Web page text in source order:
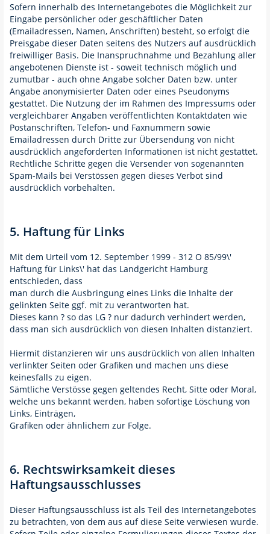
Sofern innerhalb des Internetangebotes die Möglichkeit zur
Eingabe persönlicher oder geschäftlicher Daten
(Emailadressen, Namen, Anschriften) besteht, so erfolgt die
Preisgabe dieser Daten seitens des Nutzers auf ausdrücklich
freiwilliger Basis. Die Inanspruchnahme und Bezahlung aller
angebotenen Dienste ist - soweit technisch möglich und
zumutbar - auch ohne Angabe solcher Daten bzw. unter
Angabe anonymisierter Daten oder eines Pseudonyms
gestattet. Die Nutzung der im Rahmen des Impressums oder
vergleichbarer Angaben veröffentlichten Kontaktdaten wie
Postanschriften, Telefon- und Faxnummern sowie
Emailadressen durch Dritte zur Übersendung von nicht
ausdrücklich angeforderten Informationen ist nicht gestattet.
Rechtliche Schritte gegen die Versender von sogenannten
Spam-Mails bei Verstössen gegen dieses Verbot sind
ausdrücklich vorbehalten.
5. Haftung für Links
Mit dem Urteil vom 12. September 1999 - 312 O 85/99\'
Haftung für Links\' hat das Landgericht Hamburg
entschieden, dass
man durch die Ausbringung eines Links die Inhalte der
gelinkten Seite ggf. mit zu verantworten hat.
Dieses kann ? so das LG ? nur dadurch verhindert werden,
dass man sich ausdrücklich von diesen Inhalten distanziert.
Hiermit distanzieren wir uns ausdrücklich von allen Inhalten
verlinkter Seiten oder Grafiken und machen uns diese
keinesfalls zu eigen.
Sämtliche Verstösse gegen geltendes Recht, Sitte oder Moral,
welche uns bekannt werden, haben sofortige Löschung von
Links, Einträgen,
Grafiken oder ähnlichem zur Folge.
6. Rechtswirksamkeit dieses
Haftungsausschlusses
Dieser Haftungsausschluss ist als Teil des Internetangebotes
zu betrachten, von dem aus auf diese Seite verwiesen wurde.